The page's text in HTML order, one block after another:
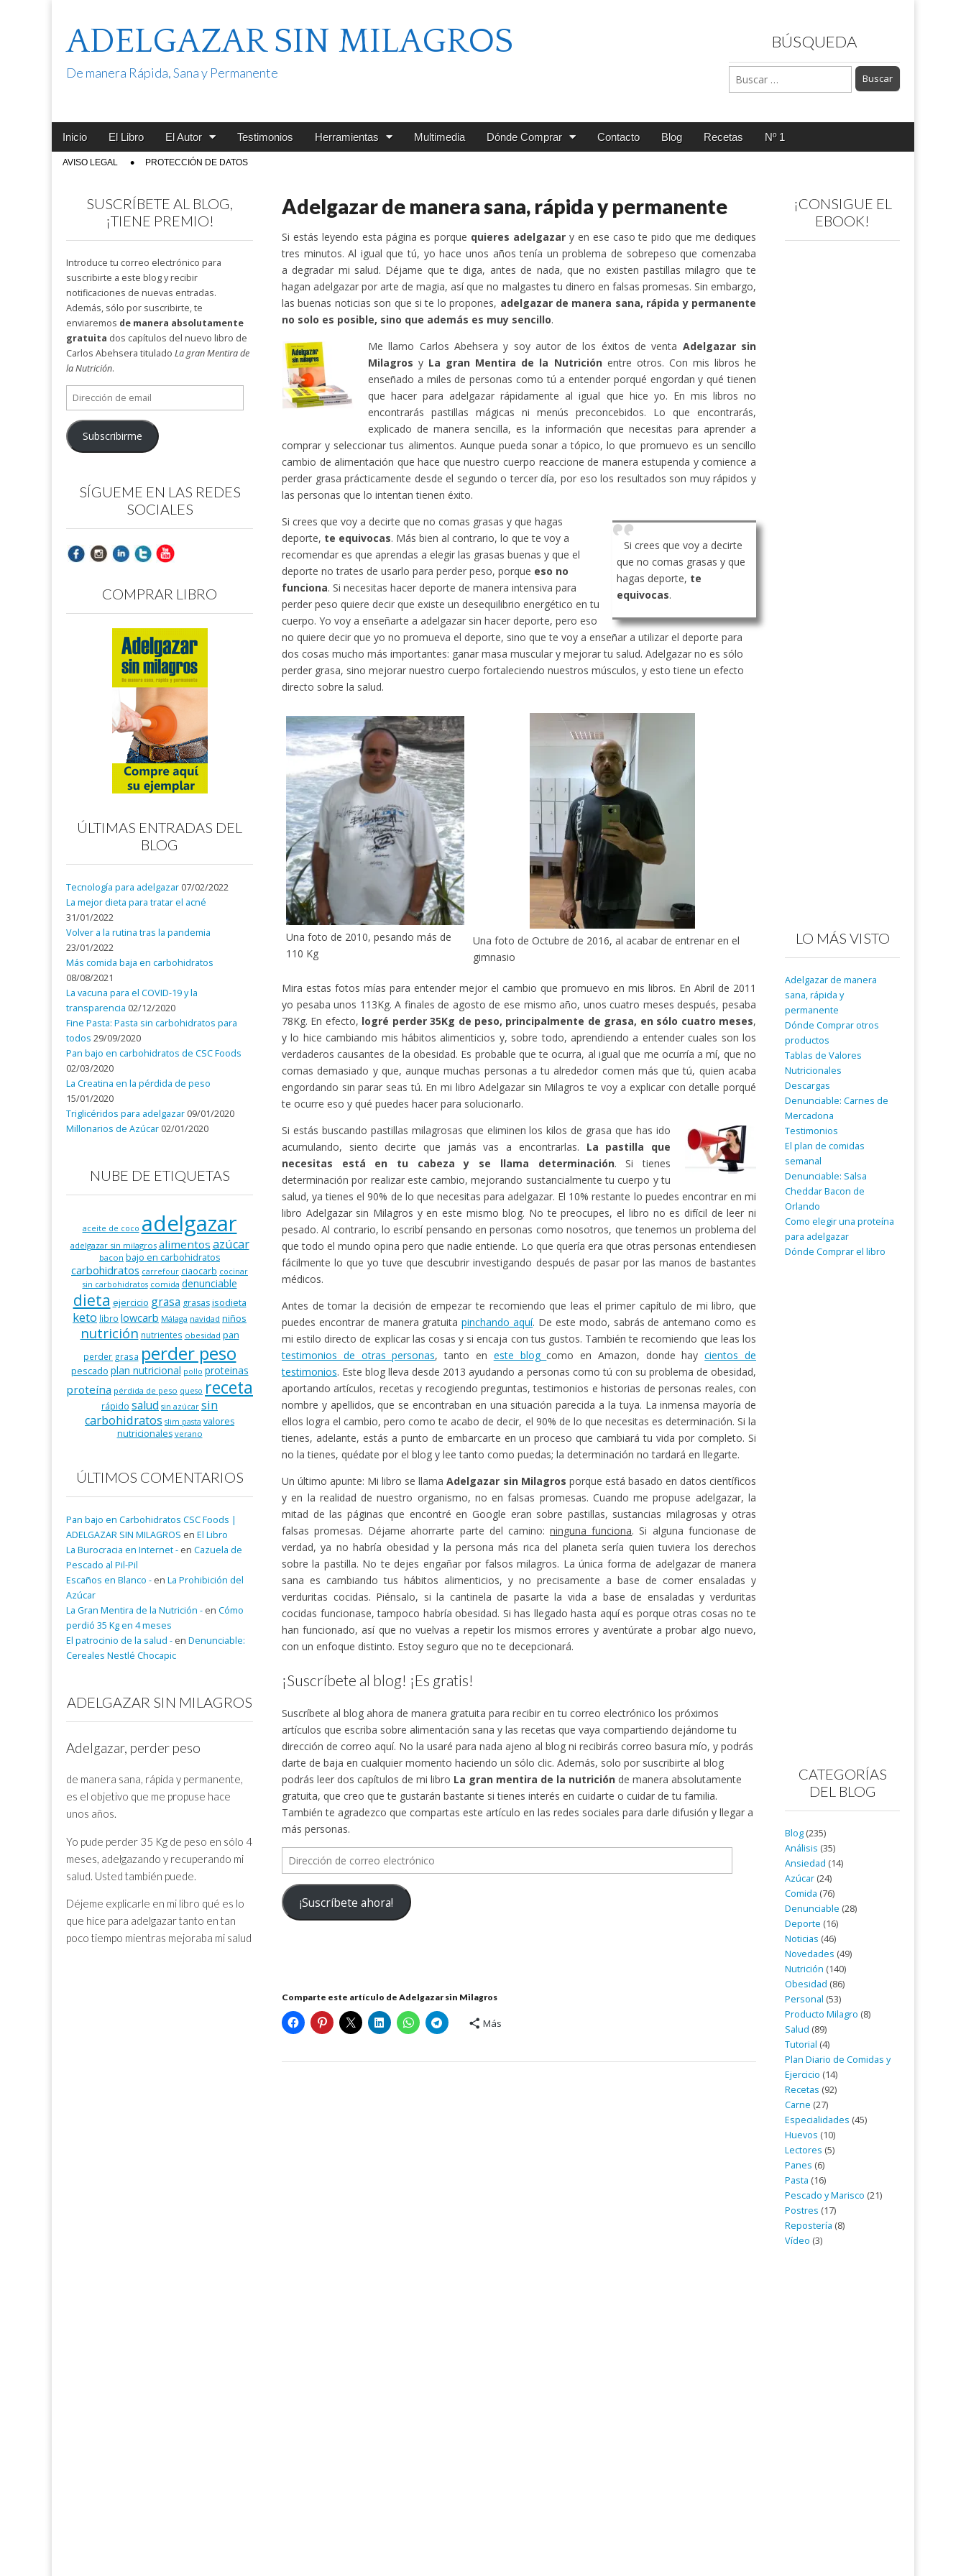
ADELGAZAR SIN MILAGROS
De manera Rápida, Sana y Permanente
BÚSQUEDA
Buscar:
Main
Skip
content
Inicio El Libro El Autor Testimonios Herramientas Multimedia Dónde Comprar Contacto Blog Recetas Nº 1
SubAVISO LEGAL PROTECCIÓN DE DATOS
Adelgazar de manera sana, rápida y permanente
Si estás leyendo esta página es porque quieres adelgazar y en ese caso te pido que me dediques
tres minutos. Al igual que tú, yo hace unos años tenía un problema de sobrepeso que comenzaba
a degradar mi salud. Déjame que te diga, antes de nada, que no existen pastillas milagro que te
hagan adelgazar por arte de magia, así que no malgastes tu dinero en falsas promesas. Sin embargo,
las buenas noticias son que si te lo propones, adelgazar de manera sana, rápida y permanente
no solo es posible, sino que además es muy sencillo.
Me llamo Carlos Abehsera y soy autor de los éxitos de venta Adelgazar sin
Milagros y La gran Mentira de la Nutriciónentre otros. Con mis libros he
enseñado a miles de personas como tú a entender porqué engordan y qué tienen
que hacer para adelgazar rápidamente al igual que hice yo. En mis libros no
encontrarás pastillas mágicas ni menús preconcebidos. Lo que encontrarás,
explicado de manera sencilla, es la información que necesitas para aprender a
comprar y seleccionar tus alimentos. Aunque pueda sonar a tópico, lo que promuevo es un sencillo
cambio de alimentación que hace que nuestro cuerpo reaccione de manera estupenda y comience a
perder grasa prácticamente desde el segundo o tercer día, por eso los resultados son muy rápidos y
las personas que lo intentan tienen éxito.
Si crees que voy a decirte
que no comas grasas y que
hagas deporte, te
equivocas.
Si crees que voy a decirte que no comas grasas y que hagas
deporte, te equivocas. Más bien al contrario, lo que te voy a
recomendar es que aprendas a elegir las grasas buenas y que el
deporte no trates de usarlo para perder peso, porque eso no
funciona. Si necesitas hacer deporte de manera intensiva para
perder peso quiere decir que existe un desequilibrio energético en tu
cuerpo. Yo voy a enseñarte a adelgazar sin hacer deporte, pero eso
no quiere decir que yo no promueva el deporte, sino que te voy a enseñar a utilizar el deporte para
dos cosas mucho más importantes: ganar masa muscular y mejorar tu salud. Adelgazar no es sólo
perder grasa, sino mejorar nuestro cuerpo fortaleciendo nuestros músculos, y esto tiene un efecto
directo sobre la salud.
Una foto de 2010, pesando más de
110 Kg
Una foto de Octubre de 2016, al acabar de entrenar en el
gimnasio
Mira estas fotos mías para entender mejor el cambio que promuevo en mis libros. En Abril de 2011
yo pesaba unos 113Kg. A finales de agosto de ese mismo año, unos cuatro meses después, pesaba
78Kg. En efecto, logré perder 35Kg de peso, principalmente de grasa, en sólo cuatro meses,
y lo hice cambiando mis hábitos alimenticios y, sobre todo, aprendiendo a entender cuales son los
verdaderos causantes de la obesidad. Es probable que te ocurra, al igual que me ocurría a mí, que no
comas demasiado y que, aunque muchas personas a tu alrededor comen más que tú, quien acaba
engordando sin parar seas tú. En mi libro Adelgazar sin Milagros te voy a explicar con detalle porqué
te ocurre eso y qué puedes hacer para solucionarlo.
Si estás buscando pastillas milagrosas que eliminen los kilos de grasa que has ido
acumulando, siento decirte que jamás vas a encontrarlas. La pastilla que
necesitas está en tu cabeza y se llama determinación. Si tienes
determinación por realizar este cambio, mejorando sustancialmente tu cuerpo y tu
salud, ya tienes el 90% de lo que necesitas para adelgazar. El 10% restante lo puedes encontrar en mi
libro Adelgazar sin Milagros y en este mismo blog. No te preocupes, el libro no es difícil de leer ni
pesado. Al contrario, lo escribí pensando en personas como nosotros, que tenemos un problema del
que todo el mundo opina pero que nadie entiende. Lo que quería era que otras personas entendiesen
fácilmente lo que yo tuve que descubrir investigando después de pasar por las manos de bastantes
médicos.
Antes de tomar la decisión de empezar te recomiendo que leas el primer capítulo de mi libro, que
puedes encontrar de manera gratuitapinchando aquí. De este modo, sabrás de antemano como es
mi estilo directo de explicar las cosas y si encaja con tus gustos. También te recomiendo que leas los
testimonios de otras personas, tanto en este blogcomo en Amazon, donde haycientos de
testimonios. Este blog lleva desde 2013 ayudando a personas como tú con su problema de obesidad,
aportando artículos, recetas y recogiendo preguntas, testimonios e historias de personas reales, con
nombre y apellidos, que se encontraban en una situación parecida a la tuya. La inmensa mayoría de
ellos logra el cambio, pero como te acabo de decir, el 90% de lo que necesitas es determinación. Si la
tienes, adelante, estás a punto de embarcarte en un proceso que cambiará tu vida por completo. Si
no la tienes, quédate por el blog y lee tanto como puedas; la determinación no tardará en llegarte.
Un último apunte: Mi libro se llamaAdelgazar sin Milagros porque está basado en datos científicos
y en la realidad de nuestro organismo, no en falsas promesas. Cuando me propuse adelgazar, la
mitad de las páginas que encontré en Google eran sobre pastillas, sustancias milagrosas y otras
falsas promesas. Déjame ahorrarte parte del camino:ninguna funciona. Si alguna funcionase de
verdad, ya no habría obesidad y la persona más rica del planeta sería quien tuviera los derechos
sobre la pastilla. No te dejes engañar por falsos milagros. La única forma de adelgazar de manera
sana es cambiando tus hábitos alimenticios, y no precisamente a base de comer ensaladas y
verduritas cocidas. Piénsalo, si la cantinela de pasarte la vida a base de ensaladas y verduritas
cocidas funcionase, tampoco habría obesidad. Si has llegado hasta aquí es porque otras cosas no te
han funcionado, así que no vuelvas a repetir los mismos errores y aventúrate a probar algo nuevo,
con un enfoque distinto. Estoy seguro que no te decepcionará.
¡Suscríbete al blog! ¡Es gratis!
Suscríbete al blog ahora de manera gratuita para recibir en tu correo electrónico los próximos
artículos que escriba sobre alimentación sana y las recetas que vaya compartiendo dejándome tu
dirección de correo aquí. No la usaré para nada ajeno al blog ni recibirás correo basura mío, y podrás
darte de baja en cualquier momento haciendo un sólo clic. Además, solo por suscribirte al blog
podrás leer dos capítulos de mi libro La gran mentira de la nutrición de manera absolutamente
gratuita, que creo que te gustarán bastante si tienes interés en cuidarte o cuidar de tu familia.
También te agradezco que compartas este artículo en las redes sociales para darle difusión y llegar a
más personas.
Dirección
de
correo
electrónico
¡Suscríbete ahora!
Comparte este artículo de Adelgazar sin Milagros
Más
SUSCRÍBETE AL BLOG,
¡TIENE PREMIO!
Introduce tu correo electrónico para
suscribirte a este blog y recibir
notificaciones de nuevas entradas.
Además, sólo por suscribirte, te
enviaremos de manera absolutamente
gratuita dos capítulos del nuevo libro de
Carlos Abehsera titulado La gran Mentira de
la Nutrición.
Dirección
de
email
Subscribirme
SÍGUEME EN LAS REDES
SOCIALES
COMPRAR LIBRO
ÚLTIMAS ENTRADAS DEL
BLOG
Tecnología para adelgazar 07/02/2022
La mejor dieta para tratar el acné
31/01/2022
Volver a la rutina tras la pandemia
23/01/2022
Más comida baja en carbohidratos
08/08/2021
La vacuna para el COVID-19 y la
transparencia 02/12/2020
Fine Pasta: Pasta sin carbohidratos para
todos 29/09/2020
Pan bajo en carbohidratos de CSC Foods
02/03/2020
La Creatina en la pérdida de peso
15/01/2020
Triglicéridos para adelgazar 09/01/2020
Millonarios de Azúcar 02/01/2020
NUBE DE ETIQUETAS
aceite de coco adelgazar
adelgazar sin milagros alimentos azúcar
bacon bajo en carbohidratos
carbohidratos carrefour ciaocarb cocinar
sin carbohidratos comida denunciable
dieta ejercicio grasa grasas isodieta
keto libro lowcarb Málaga navidad niños
nutrición nutrientes obesidad pan
perder grasa perder peso
pescado plan nutricional pollo proteinas
proteína pérdida de peso queso receta
rápido salud sin azúcar sin
carbohidratos slim pasta valores
nutricionales verano
ÚLTIMOS COMENTARIOS
Pan bajo en Carbohidratos CSC Foods |
ADELGAZAR SIN MILAGROS en El Libro
La Burocracia en Internet - en Cazuela de
Pescado al Pil-Pil
Escaños en Blanco - en La Prohibición del
Azúcar
La Gran Mentira de la Nutrición - en Cómo
perdió 35 Kg en 4 meses
El patrocinio de la salud - en Denunciable:
Cereales Nestlé Chocapic
ADELGAZAR SIN MILAGROS
Adelgazar, perder peso
de manera sana, rápida y permanente,
es el objetivo que me propuse hace
unos años.
Yo pude perder 35 Kg de peso en sólo 4
meses, adelgazando y recuperando mi
salud. Usted también puede.
Déjeme explicarle en mi libro qué es lo
que hice para adelgazar tanto en tan
poco tiempo mientras mejoraba mi salud
¡CONSIGUE EL
EBOOK!
LO MÁS VISTO
Adelgazar de manera
sana, rápida y
permanente
Dónde Comprar otros
productos
Tablas de Valores
Nutricionales
Descargas
Denunciable: Carnes de
Mercadona
Testimonios
El plan de comidas
semanal
Denunciable: Salsa
Cheddar Bacon de
Orlando
Como elegir una proteína
para adelgazar
Dónde Comprar el libro
CATEGORÍAS
DEL BLOG
Blog (235)
Análisis (35)
Ansiedad (14)
Azúcar (24)
Comida (76)
Denunciable (28)
Deporte (16)
Noticias (46)
Novedades (49)
Nutrición (140)
Obesidad (86)
Personal (53)
Producto Milagro (8)
Salud (89)
Tutorial (4)
Plan Diario de Comidas y
Ejercicio (14)
Recetas (92)
Carne (27)
Especialidades (45)
Huevos (10)
Lectores (5)
Panes (6)
Pasta (16)
Pescado y Marisco (21)
Postres (17)
Repostería (8)
Vídeo (3)